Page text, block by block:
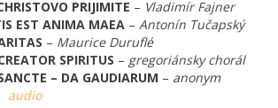
PRIJIMITE – Vladimír Fajner
EST ANIMA MAEA – Antonín Tučapský
– Maurice Duruflé
SPIRITUS – gregoriánsky chorál
– DA GAUDIARUM – anonym
audio